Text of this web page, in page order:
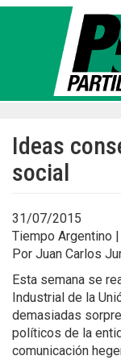
Pasar
Ideas
social
31/07/2015
Tiempo Argentino
Por Juan Carlos
Esta semana se
Industrial de la
demasiadas
políticos de la
comunicación